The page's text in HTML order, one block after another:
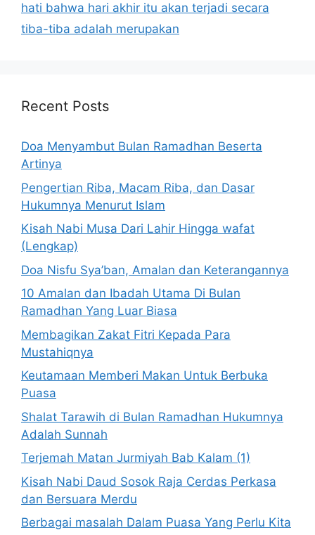
hati bahwa hari akhir itu akan terjadi secara
tiba-tiba adalah merupakan
Recent Posts
Doa Menyambut Bulan Ramadhan Beserta
Artinya
Pengertian Riba, Macam Riba, dan Dasar
Hukumnya Menurut Islam
Kisah Nabi Musa Dari Lahir Hingga wafat
(Lengkap)
Doa Nisfu Sya’ban, Amalan dan Keterangannya
10 Amalan dan Ibadah Utama Di Bulan
Ramadhan Yang Luar Biasa
Membagikan Zakat Fitri Kepada Para
Mustahiqnya
Keutamaan Memberi Makan Untuk Berbuka
Puasa
Shalat Tarawih di Bulan Ramadhan Hukumnya
Adalah Sunnah
Terjemah Matan Jurmiyah Bab Kalam (1)
Kisah Nabi Daud Sosok Raja Cerdas Perkasa
dan Bersuara Merdu
Berbagai masalah Dalam Puasa Yang Perlu Kita